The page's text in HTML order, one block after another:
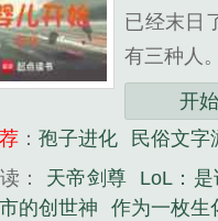
已经末日
有三种人
开
：孢子进化 民俗文字
： 天帝剑尊 LoL：是
的创世神
作为一枚生